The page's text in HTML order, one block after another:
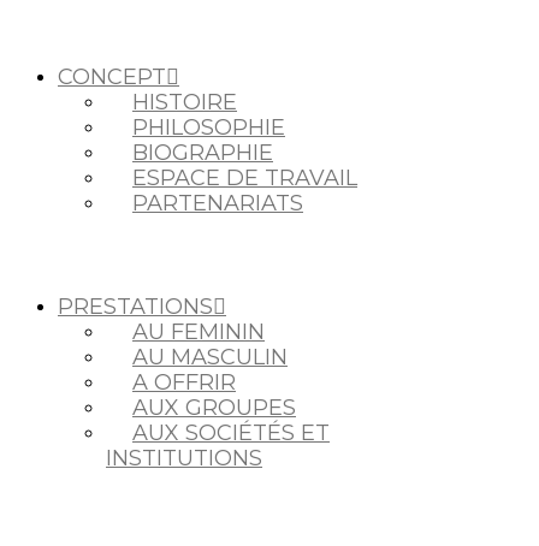
CONCEPT
HISTOIRE
PHILOSOPHIE
BIOGRAPHIE
ESPACE DE TRAVAIL
PARTENARIATS
PRESTATIONS
AU FEMININ
AU MASCULIN
A OFFRIR
AUX GROUPES
AUX SOCIÉTÉS ET
INSTITUTIONS